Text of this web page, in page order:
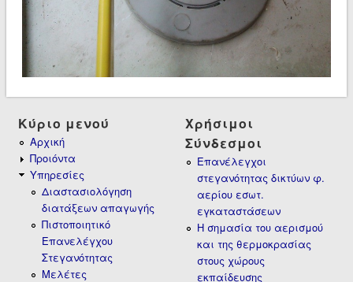
Κύριο μενού
Αρχική
Προιόντα
Υπηρεσίες
Διαστασιολόγηση
διατάξεων απαγωγής
Πιστοποιητικό
Επανελέγχου
Στεγανότητας
Μελέτες
Χρήσιμοι
Σύνδεσμοι
Επανέλεγχοι
στεγανότητας δικτύων φ.
αερίου εσωτ.
εγκαταστάσεων
Η σημασία του αερισμού
και της θερμοκρασίας
στους χώρους
εκπαίδευσης